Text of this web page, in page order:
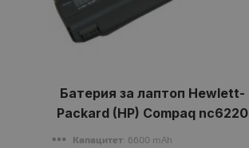
Батерия за лаптоп Hewlett-
Packard (HP) Compaq nc6220
Капацитет: 6600 mAh